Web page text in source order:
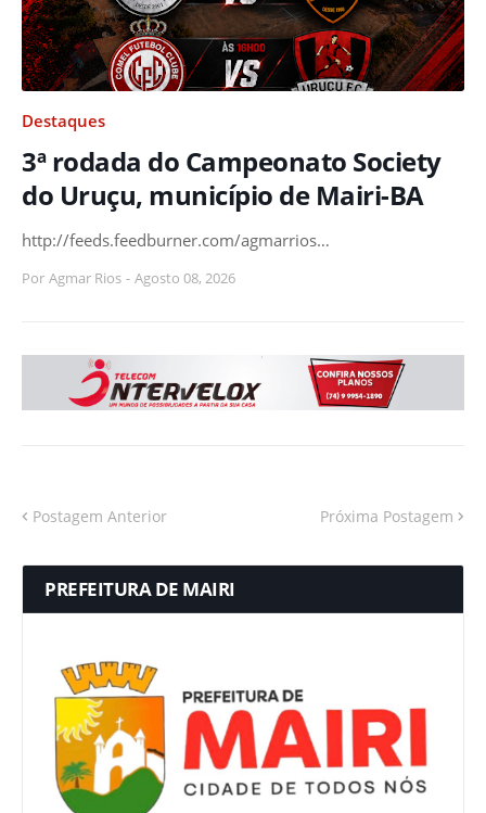
Destaques
3ª rodada do Campeonato Society
do Uruçu, município de Mairi-BA
http://feeds.feedburner.com/agmarrios…
Por Agmar Rios - Agosto 08, 2026
Postagem Anterior Próxima Postagem
PREFEITURA DE MAIRI